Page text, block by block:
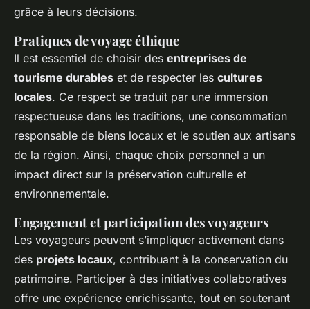
grâce à leurs décisions.
Pratiques de voyage éthique
Il est essentiel de choisir des entreprises de
tourisme durables et de respecter les cultures
locales. Ce respect se traduit par une immersion
respectueuse dans les traditions, une consommation
responsable de biens locaux et le soutien aux artisans
de la région. Ainsi, chaque choix personnel a un
impact direct sur la préservation culturelle et
environnementale.
Engagement et participation des voyageurs
Les voyageurs peuvent s’impliquer activement dans
des projets locaux, contribuant à la conservation du
patrimoine. Participer à des initiatives collaboratives
offre une expérience enrichissante, tout en soutenant